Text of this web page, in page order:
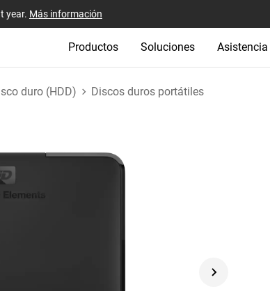
year. Más información
Productos Soluciones
duro (HDD) Discos duros portátiles